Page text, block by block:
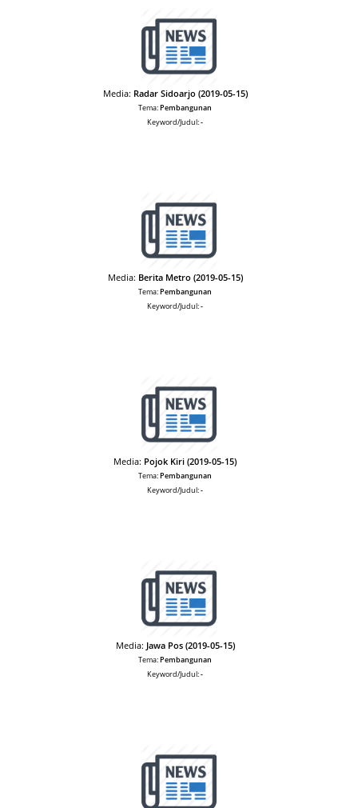
Media: Radar Sidoarjo (2019-05-15)
Tema:Pembangunan
Keyword/Judul:-
Media: Berita Metro (2019-05-15)
Tema:Pembangunan
Keyword/Judul:-
Media: Pojok Kiri (2019-05-15)
Tema:Pembangunan
Keyword/Judul:-
Media: Jawa Pos (2019-05-15)
Tema:Pembangunan
Keyword/Judul:-